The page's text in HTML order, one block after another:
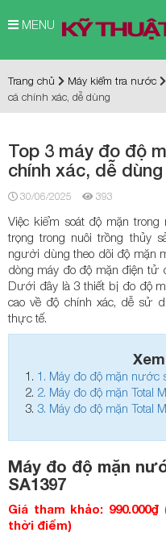
MENU
Trang chủ Máy kiểm tra nước
cá chính xác, dễ dùng
Top 3 máy đo độ
chính xác, dễ dùng
30/06/2025 393
Việc kiểm soát độ mặn
trọng trong nuôi trồng thủy
người dùng theo dõi độ mặn
dòng máy đo độ mặn điện
Dưới đây là 3 thiết bị đo độ
cao về độ chính xác, dễ sử
thực tế.
1. Máy đo độ mặn nước
2. Máy đo độ mặn Total
3. Máy đo độ mặn Total
Máy đo độ mặn
SA1397
Giá tham khảo:
thời điểm)